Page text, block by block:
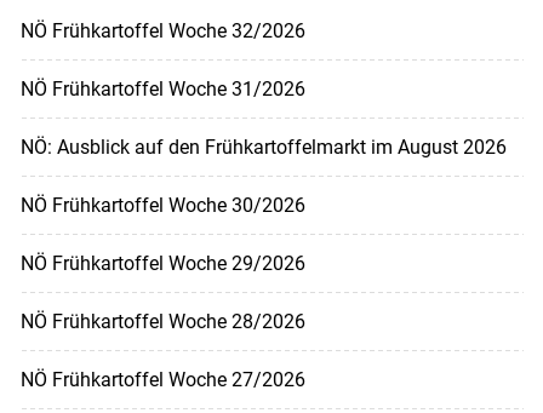
NÖ Frühkartoffel Woche 32/2026
NÖ Frühkartoffel Woche 31/2026
NÖ: Ausblick auf den Frühkartoffelmarkt im August 2026
NÖ Frühkartoffel Woche 30/2026
NÖ Frühkartoffel Woche 29/2026
NÖ Frühkartoffel Woche 28/2026
NÖ Frühkartoffel Woche 27/2026